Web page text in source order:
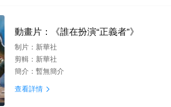
動畫片：《誰在扮演“正義者”》
制片： 新華社
剪輯： 新華社
簡介： 暫無簡介
查看詳情 